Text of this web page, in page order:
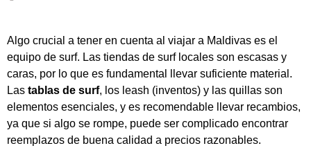
Algo crucial a tener en cuenta al viajar a Maldivas es el
equipo de surf. Las tiendas de surf locales son escasas y
caras, por lo que es fundamental llevar suficiente material.
Las tablas de surf, los leash (inventos) y las quillas son
elementos esenciales, y es recomendable llevar recambios,
ya que si algo se rompe, puede ser complicado encontrar
reemplazos de buena calidad a precios razonables.